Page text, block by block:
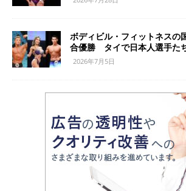
ボディビル・フィットネスの
合優勝 タイで日本人選手た
2026年7月5日